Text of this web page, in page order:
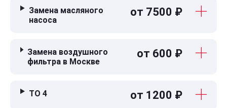
Замена масляного
насоса
от 7500 ₽
Замена воздушного
фильтра в Москве
от 600 ₽
ТО 4 от 1200 ₽